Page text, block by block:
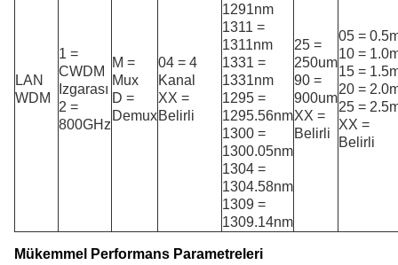
LAN
WDM
1 =
CWDM
Izgarası
2 =
800GHz
M =
Mux
D =
Demux
04 = 4
Kanal
XX =
Belirli
1291nm
1311 =
1311nm
1331 =
1331nm
1295 =
1295.56nm
1300 =
1300.05nm
1304 =
1304.58nm
1309 =
1309.14nm
25 =
250um
90 =
900um
XX =
Belirli
05 =
10 =
15 =
20 =
25 =
XX =
Belirli
Mükemmel Performans Parametreleri